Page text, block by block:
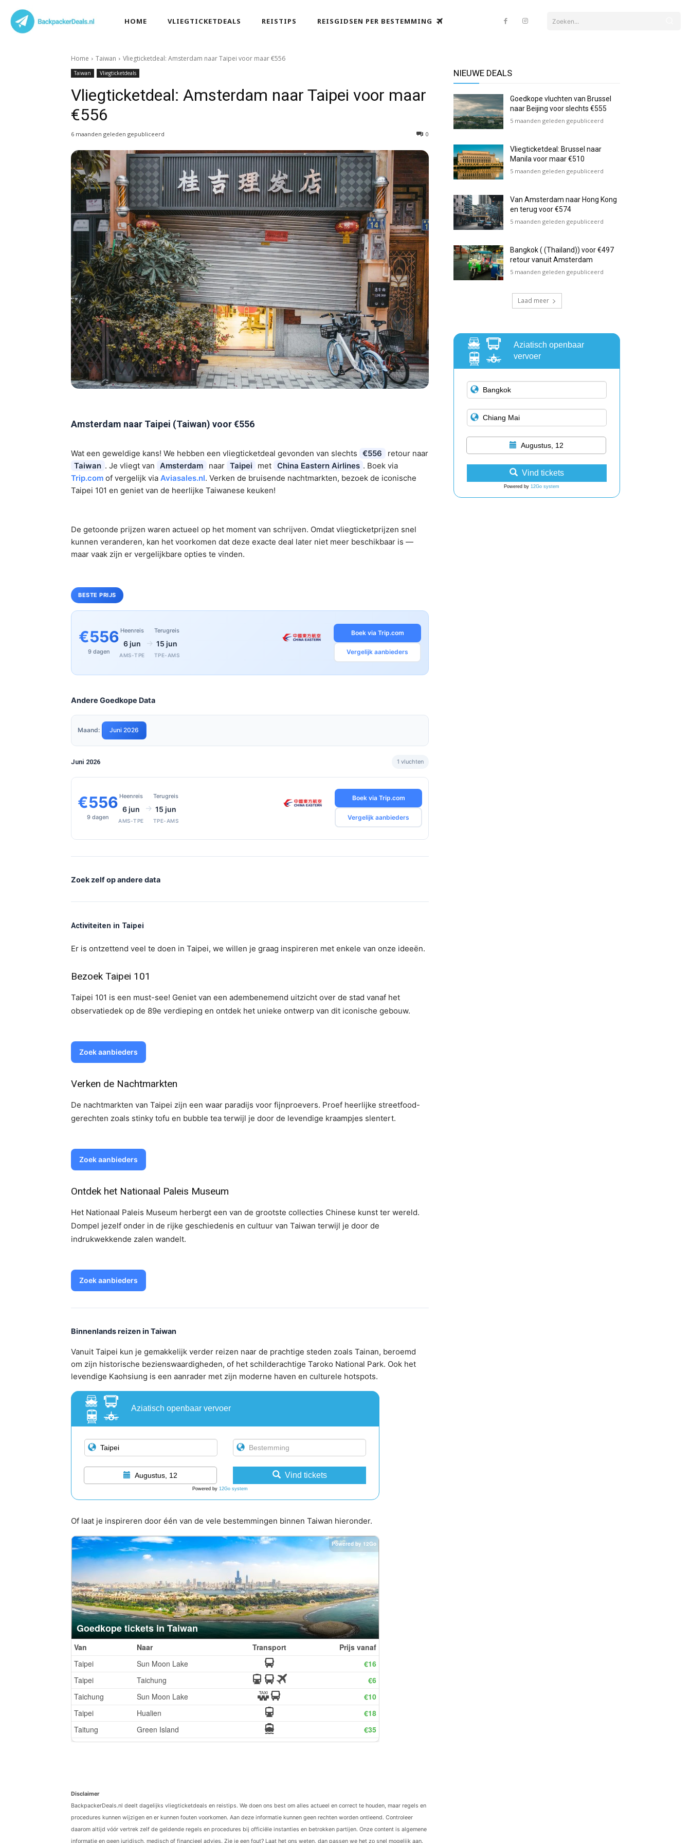
HOME VLIEGTICKETDEALS REISTIPS REISGIDSEN PER BESTEMMING Zoeken...
Home Taiwan Vliegticketdeal: Amsterdam naar Taipei voor maar €556
Taiwan Vliegticketdeals
Vliegticketdeal: Amsterdam naar Taipei voor maar
€556
6 maanden geleden gepubliceerd 0
Amsterdam naar Taipei (Taiwan) voor €556
Wat een geweldige kans! We hebben een vliegticketdeal gevonden van slechts €556
retour naar
Taiwan . Je vliegt van Amsterdam naar Taipei met China Eastern Airlines . Boek via
Trip.com of vergelijk via Aviasales.nl. Verken de bruisende nachtmarkten, bezoek de iconische
Taipei 101 en geniet van de heerlijke Taiwanese keuken!
De getoonde prijzen waren actueel op het moment van schrijven. Omdat vliegticketprijzen snel
kunnen veranderen, kan het voorkomen dat deze exacte deal later niet meer beschikbaar is —
maar vaak zijn er vergelijkbare opties te vinden.
BESTE PRIJS
€556
9 dagen
Heenreis
6 jun
AMS-TPE
→
Terugreis
15 jun
TPE-AMS
Boek via Trip.com
Vergelijk aanbieders
Andere Goedkope Data
Maand: Juni 2026
Juni 2026 1 vluchten
€556
9 dagen
Heenreis
6 jun
AMS-TPE
→
Terugreis
15 jun
TPE-AMS
Boek via Trip.com
Vergelijk aanbieders
Zoek zelf op andere data
Activiteiten in Taipei
Er is ontzettend veel te doen in Taipei, we willen je graag inspireren met enkele van onze ideeën.
Bezoek Taipei 101
Taipei 101 is een must-see! Geniet van een adembenemend uitzicht over de stad vanaf het
observatiedek op de 89e verdieping en ontdek het unieke ontwerp van dit iconische gebouw.
Zoek aanbieders
Verken de Nachtmarkten
De nachtmarkten van Taipei zijn een waar paradijs voor fijnproevers. Proef heerlijke streetfood-
gerechten zoals stinky tofu en bubble tea terwijl je door de levendige kraampjes slentert.
Zoek aanbieders
Ontdek het Nationaal Paleis Museum
Het Nationaal Paleis Museum herbergt een van de grootste collecties Chinese kunst ter wereld.
Dompel jezelf onder in de rijke geschiedenis en cultuur van Taiwan terwijl je door de
indrukwekkende zalen wandelt.
Zoek aanbieders
Binnenlands reizen in Taiwan
Vanuit Taipei kun je gemakkelijk verder reizen naar de prachtige steden zoals Tainan, beroemd
om zijn historische bezienswaardigheden, of het schilderachtige Taroko National Park. Ook het
levendige Kaohsiung is een aanrader met zijn moderne haven en culturele hotspots.
Aziatisch openbaar vervoer
Augustus, 12 Vind tickets
Powered by 12Go system
Of laat je inspireren door één van de vele bestemmingen binnen Taiwan hieronder.
Disclaimer
BackpackerDeals.nl deelt dagelijks vliegticketdeals en reistips. We doen ons best om alles actueel en correct te houden, maar regels en
procedures kunnen wijzigen en er kunnen fouten voorkomen. Aan deze informatie kunnen geen rechten worden ontleend. Controleer
daarom altijd vóór vertrek zelf de geldende regels en procedures bij officiële instanties en betrokken partijen. Onze content is algemene
informatie en geen juridisch, medisch of financieel advies. Zie je een fout? Laat het ons weten, dan passen we het zo snel mogelijk aan.
NIEUWE DEALS
Goedkope vluchten van Brussel
naar Beijing voor slechts €555
5 maanden geleden gepubliceerd
Vliegticketdeal: Brussel naar
Manila voor maar €510
5 maanden geleden gepubliceerd
Van Amsterdam naar Hong Kong
en terug voor €574
5 maanden geleden gepubliceerd
Bangkok ( (Thailand)) voor €497
retour vanuit Amsterdam
5 maanden geleden gepubliceerd
Laad meer
Aziatisch openbaar
vervoer
Augustus, 12
Vind tickets
Powered by 12Go system